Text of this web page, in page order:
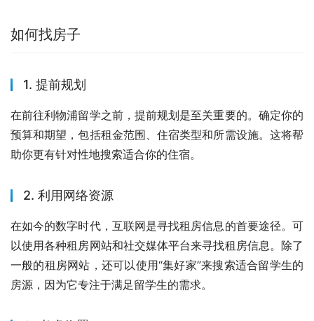
如何找房子
1. 提前规划
在前往利物浦留学之前，提前规划是至关重要的。确定你的
预算和期望，包括租金范围、住宿类型和所需设施。这将帮
助你更有针对性地搜索适合你的住宿。
2. 利用网络资源
在如今的数字时代，互联网是寻找租房信息的首要途径。可
以使用各种租房网站和社交媒体平台来寻找租房信息。除了
一般的租房网站，还可以使用“集好家”来搜索适合留学生的
房源，因为它专注于满足留学生的需求。